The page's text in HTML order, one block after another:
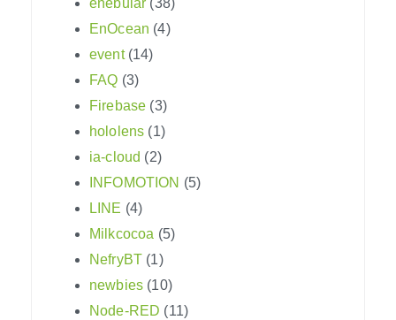
enebular (38)
EnOcean (4)
event(14)
FAQ (3)
Firebase (3)
hololens (1)
ia-cloud (2)
INFOMOTION (5)
LINE (4)
Milkcocoa (5)
NefryBT (1)
newbies (10)
Node-RED (11)